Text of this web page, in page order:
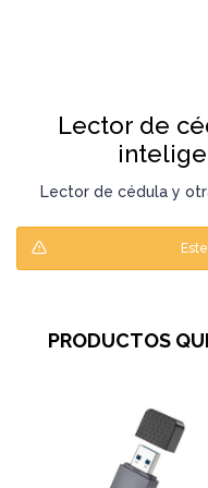
Lector de
Lector de cédula y
PRODUCTOS